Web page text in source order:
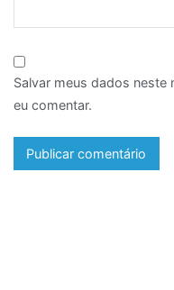
Salvar meus dados neste
eu comentar.